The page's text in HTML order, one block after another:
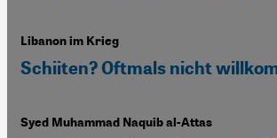
Libanon im Krieg
Schiiten? Oftmals nicht
Syed Muhammad Naquib al-Attas